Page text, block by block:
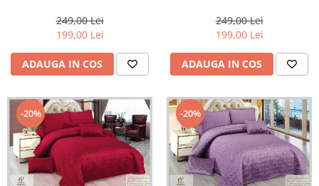
249,00 Lei
199,00 Lei
ADAUGA IN COS
249,00 Lei
199,00 Lei
ADAUGA IN COS
-20% -20%